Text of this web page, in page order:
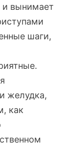
и вынимает
шаги,
желудка,
как